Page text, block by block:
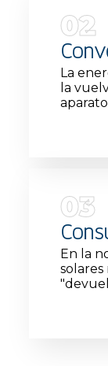
02
La
la
03
En la